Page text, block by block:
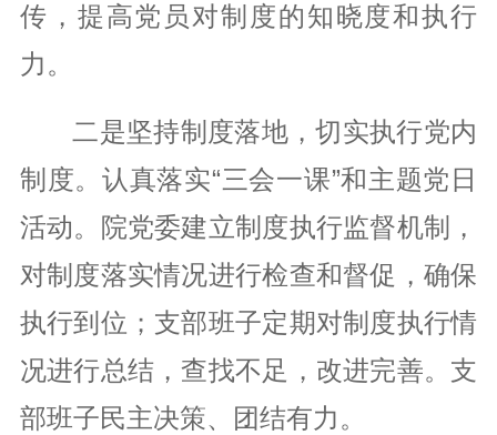
传，提高党员对制度的知晓度和执行
力。
二是坚持制度落地，切实执行党内
制度。认真落实“三会一课”和主题党日
活动。院党委建立制度执行监督机制，
对制度落实情况进行检查和督促，确保
执行到位；支部班子定期对制度执行情
况进行总结，查找不足，改进完善。支
部班子民主决策、团结有力。